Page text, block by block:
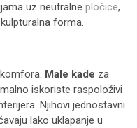
uz neutralne pločice,
forma.
Male kade za
iskoriste raspoloživi
Njihovi jednostavni
lako uklapanje u